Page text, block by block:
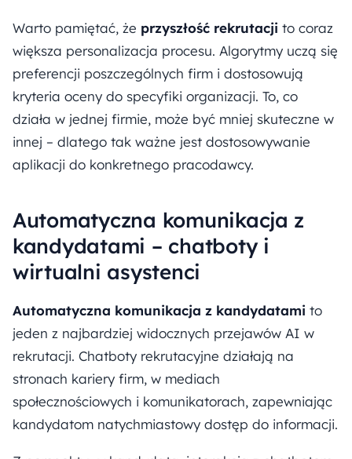
Warto pamiętać, że przyszłość rekrutacji to coraz
większa personalizacja procesu. Algorytmy uczą się
preferencji poszczególnych firm i dostosowują
kryteria oceny do specyfiki organizacji. To, co
działa w jednej firmie, może być mniej skuteczne w
innej – dlatego tak ważne jest dostosowywanie
aplikacji do konkretnego pracodawcy.
Automatyczna komunikacja z
kandydatami – chatboty i
wirtualni asystenci
Automatyczna komunikacja z kandydatami to
jeden z najbardziej widocznych przejawów AI w
rekrutacji. Chatboty rekrutacyjne działają na
stronach kariery firm, w mediach
społecznościowych i komunikatorach, zapewniając
kandydatom natychmiastowy dostęp do informacji.